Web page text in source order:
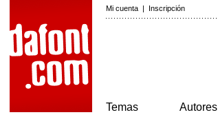
Mi cuenta | Inscripción
Temas
Autores